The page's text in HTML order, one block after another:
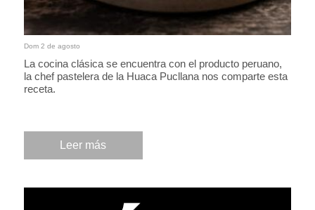
Dom 2 de agosto
La cocina clásica se encuentra con el producto peruano,
la chef pastelera de la Huaca Pucllana nos comparte esta
receta.
Leer más